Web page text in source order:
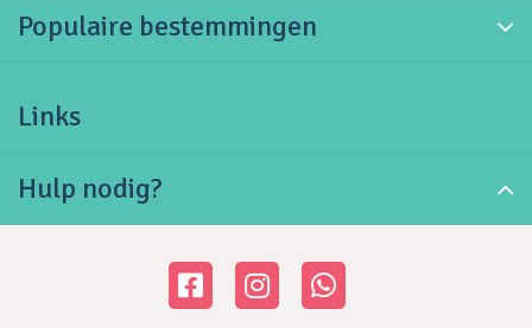
Populaire bestemmingen
Links
Hulp nodig?